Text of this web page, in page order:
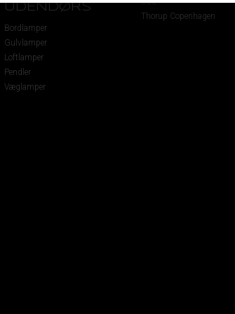
UDENDØRS
Bordlamper
Gulvlamper
Loftlamper
Pendler
Væglamper
Thorup Copenhagen